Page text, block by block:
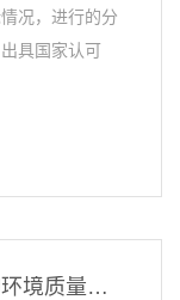
况，进行的分
具国家认可
通过这三点可以有效提升我国的环境质量监测